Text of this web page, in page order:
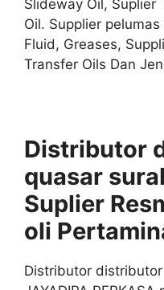
Slideway Oil, Suplier
Oil. Supplier
Fluid, Greases,
Transfer Oils Dan
Distributor
quasar
Suplier
oli
Distributor distributor